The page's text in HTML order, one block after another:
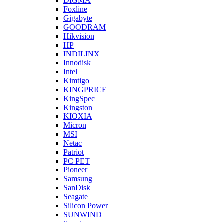
Foxline
Gigabyte
GOODRAM
Hikvision
HP
INDILINX
Innodisk
Intel
Kimtigo
KINGPRICE
KingSpec
Kingston
KIOXIA
Micron
MSI
Netac
Patriot
PC PET
Pioneer
Samsung
SanDisk
Seagate
Silicon Power
SUNWIND